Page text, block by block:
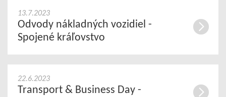
13.7.2023
Odvody nákladných vozidiel -
Spojené kráľovstvo
22.6.2023
Transport & Business Day -